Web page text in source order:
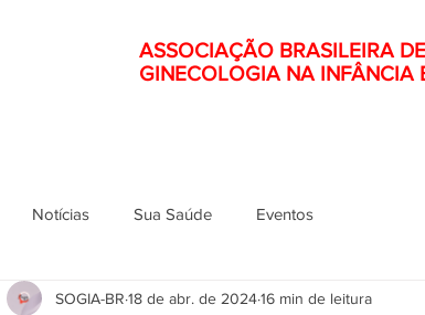
ASSOCIAÇÃO BRASILEIRA
GINECOLOGIA NA INFÂNCIA
Notícias Sua Saúde Eventos
SOGIA-BR 18 de abr. de 202416 min de leitura